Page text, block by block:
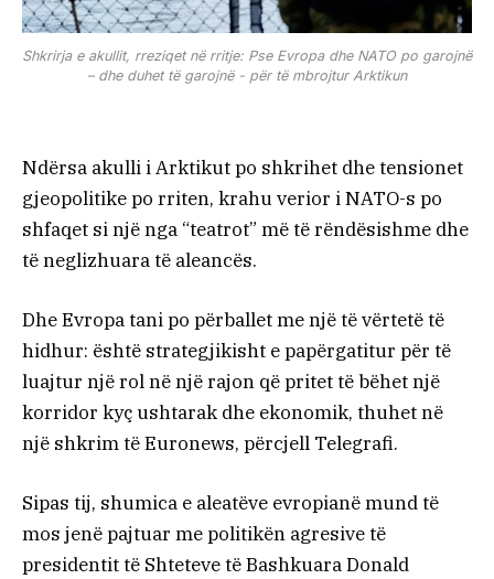
Shkrirja e akullit, rreziqet në rritje: Pse Evropa dhe NATO po garojnë
– dhe duhet të garojnë - për të mbrojtur Arktikun
Ndërsa akulli i Arktikut po shkrihet dhe tensionet
gjeopolitike po rriten, krahu verior i NATO-s po
shfaqet si një nga “teatrot” më të rëndësishme dhe
të neglizhuara të aleancës.
Dhe Evropa tani po përballet me një të vërtetë të
hidhur: është strategjikisht e papërgatitur për të
luajtur një rol në një rajon që pritet të bëhet një
korridor kyç ushtarak dhe ekonomik, thuhet në
një shkrim të Euronews, përcjell Telegrafi.
Sipas tij, shumica e aleatëve evropianë mund të
mos jenë pajtuar me politikën agresive të
presidentit të Shteteve të Bashkuara Donald